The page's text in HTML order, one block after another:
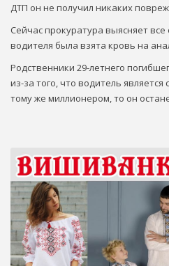
ДТП он не получил никаких
Сейчас прокуратура выясняет
водителя была взята кровь на
Родственники 29-летнего
из-за того, что водитель
тому же миллионером, то он